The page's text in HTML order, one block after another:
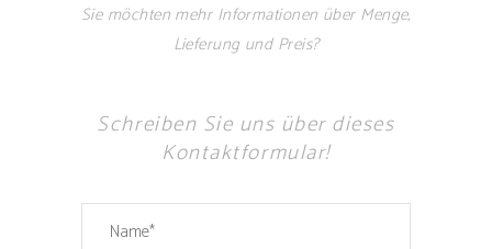
Sie möchten mehr Informationen über Menge,
Lieferung und Preis?
Schreiben Sie uns über dieses
Kontaktformular!